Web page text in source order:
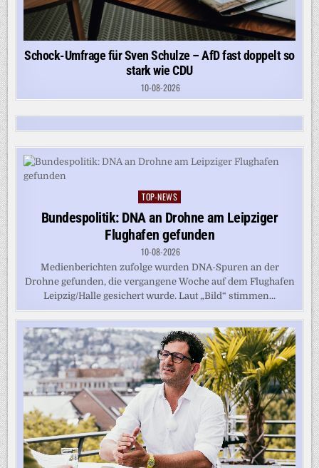
Schock-Umfrage für Sven Schulze – AfD fast doppelt so
stark wie CDU
10-08-2026
Posted
in
TOP-NEWS
Bundespolitik: DNA an Drohne am Leipziger
Flughafen gefunden
10-08-2026
Medienberichten zufolge wurden DNA-Spuren an der
Drohne gefunden, die vergangene Woche auf dem Flughafen
Leipzig/Halle gesichert wurde. Laut „Bild“ stimmen...